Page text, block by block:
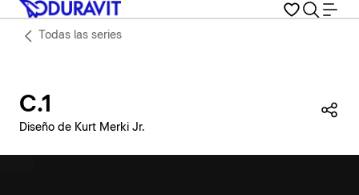
Todas las series
C.1
Diseño de Kurt Merki Jr.